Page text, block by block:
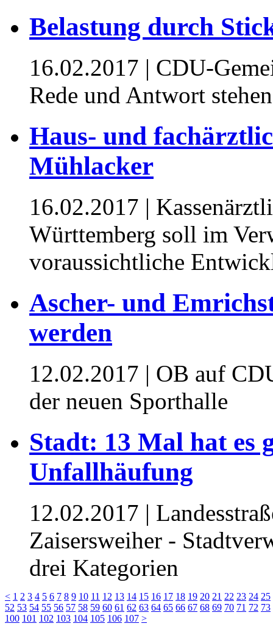
Belastung durch
16.02.2017 | CDU-
Rede und Antwort
Haus- und
Mühlacker
16.02.2017 |
Württemberg soll im
voraussichtliche
Ascher- und
werden
12.02.2017 | OB auf
der neuen Sporthalle
Stadt: 13 Mal hat es
Unfallhäufung
12.02.2017 |
Zaisersweiher -
drei Kategorien
< 1 2 3 4 5 6 7 8 9 10 11 12 13 14 15 16 17 18 19 20 21 22 23 24 25
52 53 54 55 56 57 58 59 60 61 62 63 64 65 66 67 68 69 70 71 72 73
100 101 102 103 104 105 106 107 >